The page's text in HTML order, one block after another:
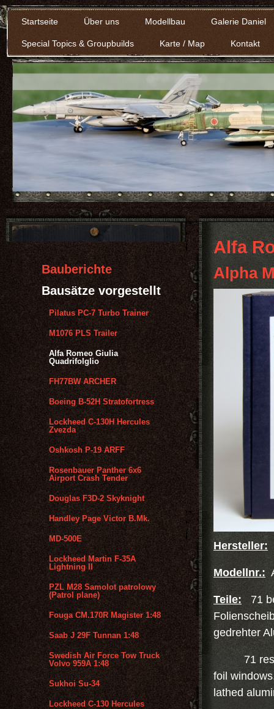
Startseite Über uns Modellbau Galerie Daniel
Special Topics & Groupbuilds Karte / Map Kontakt
Alfa
Alpha
Hersteller:
Modellnr.:
Teile: 71
gedrehter
71 resine
foil
lathed
Bauberichte
Bausätze vorgestellt
Pilatus PC-7 Turbo Trainer
M1076 PLS Trailer
Alfa Romeo Giulia
Quadrifolglio
FH77BW ARCHER
Boeing B-52H Stratofortress
Lockheed C-130H Hercules
Zvezda
Oshkosh P-19 ARFF
Rosenbauer Panther 6x6
Airport Crash Tender
Douglas F3D-2 Skyknight
Handley Page Victor B.Mk.
MD-500E
Lockheed Martin F-35A
Lightning II
PZL M28 Samolot patrolowy
(Patrol plane)
Fouga CM.170R Magister 1:48
Saab J 29F Tunnan 1:48
Swedish Air Force Tow Truck
Volvo 959A 1:48
Sukhoi Su-34
Lockheed C-130 Hercules